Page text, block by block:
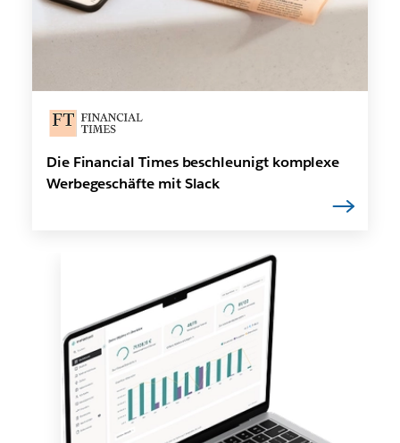
Die Financial Times beschleunigt komplexe
Werbegeschäfte mit Slack